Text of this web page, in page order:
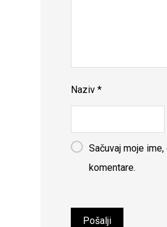
Naziv*
Sačuvaj moje
komentare.